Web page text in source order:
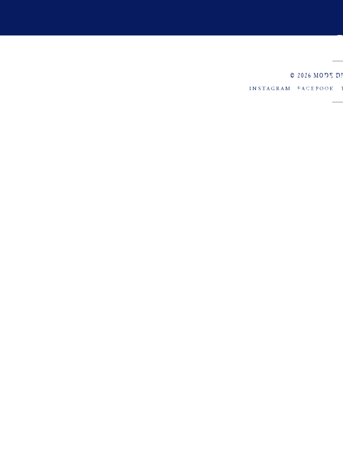
© 2026 MODE
INSTAGRAM FACEBOOK